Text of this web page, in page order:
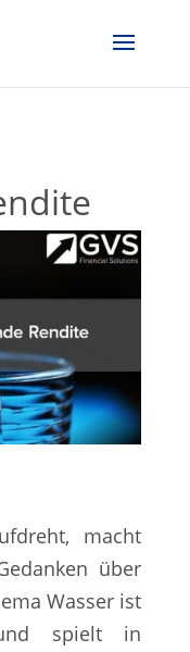
macht
über
Wasser ist
spielt in